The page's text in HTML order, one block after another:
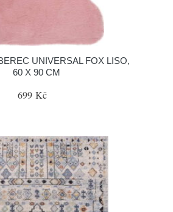
UNIVERSAL FOX LISO,
60 X 90 CM
699 Kč